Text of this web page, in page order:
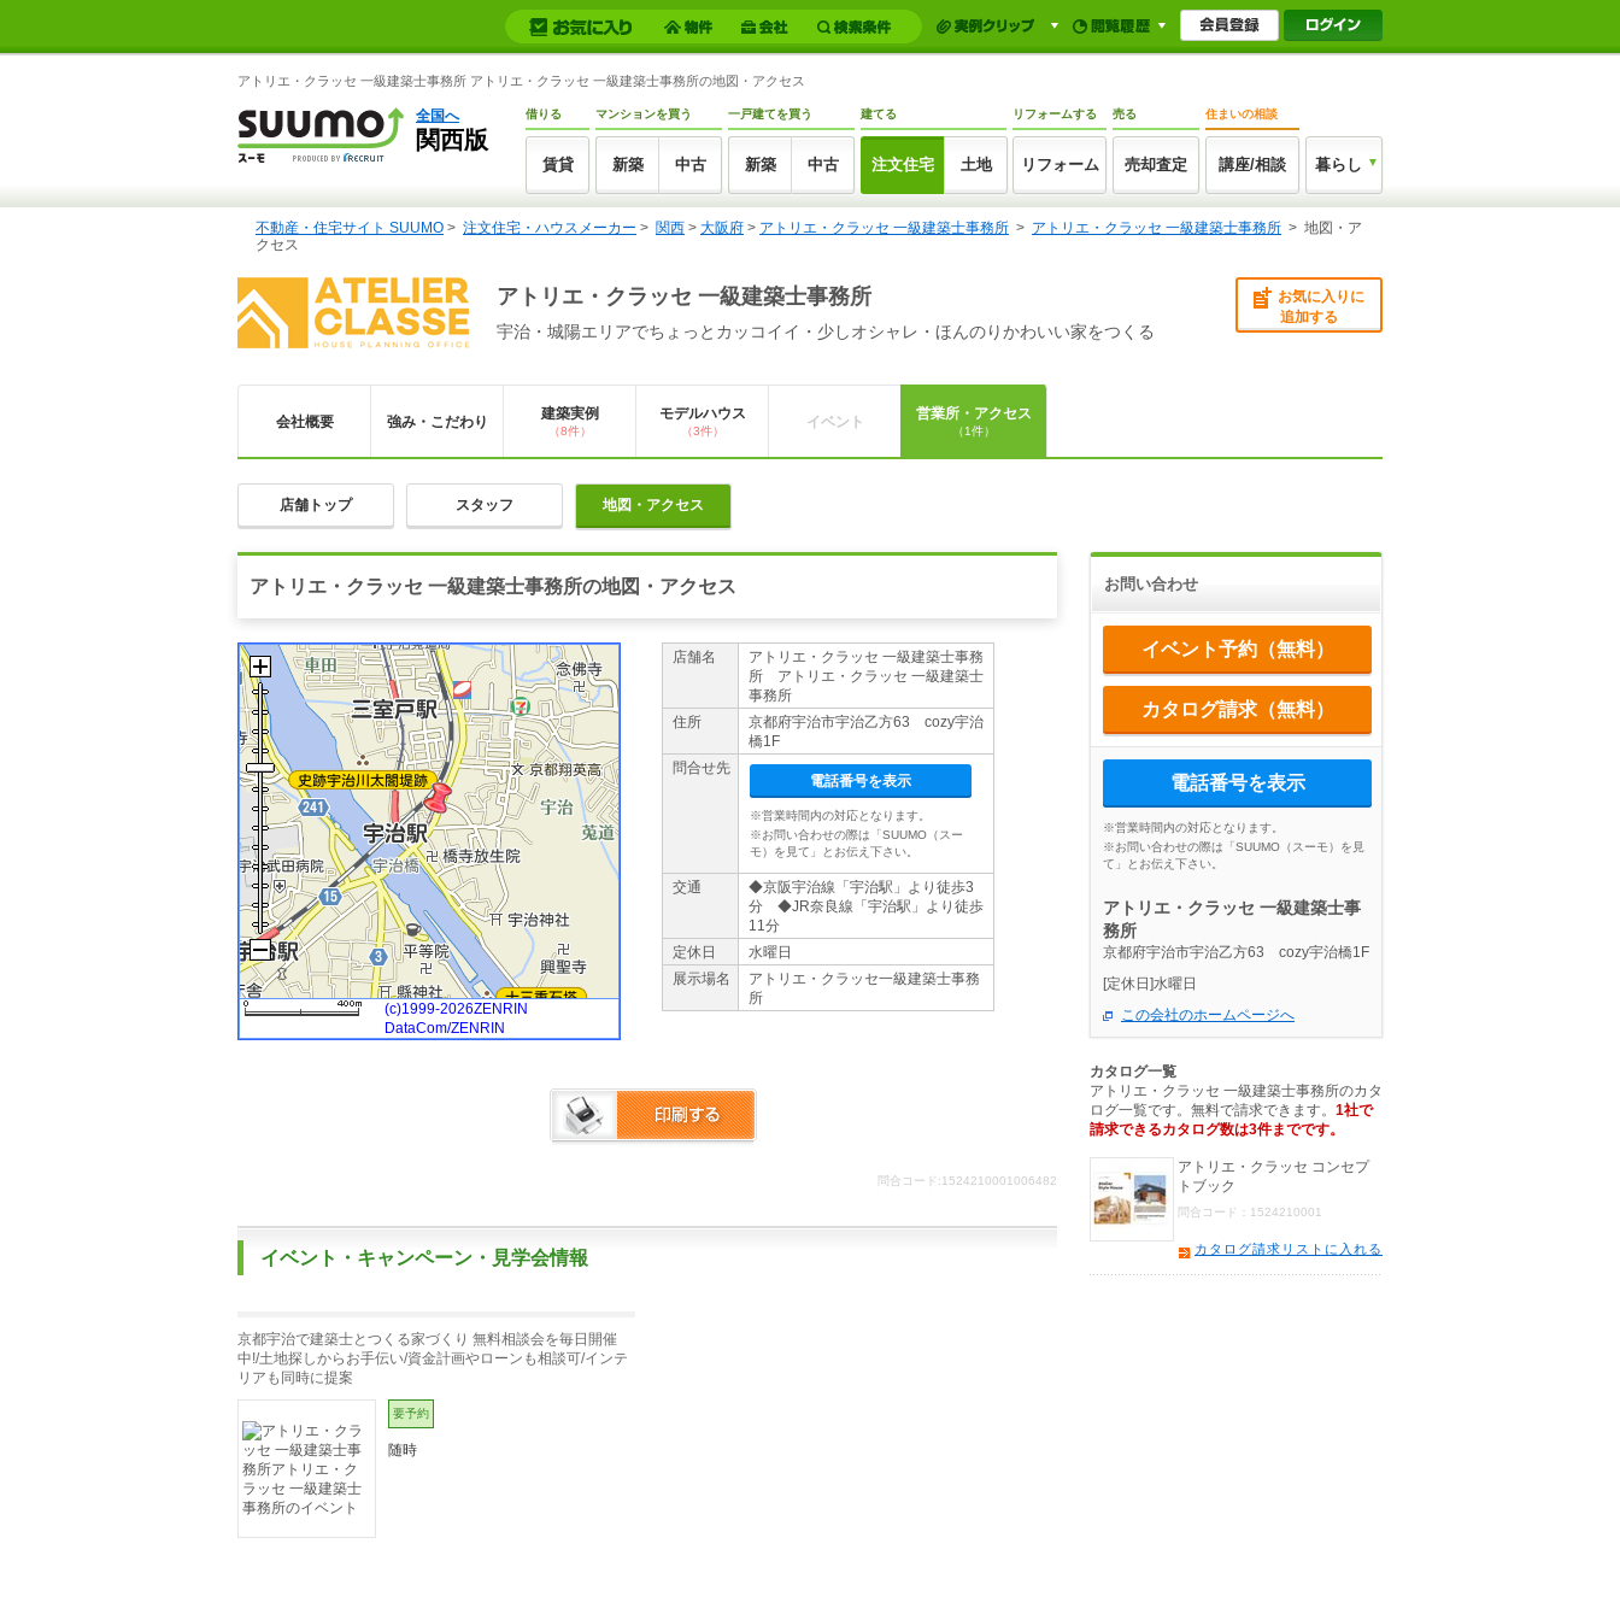
アトリエ・クラッセ 一級建築士事務所 アトリエ・クラッセ 一級建築士事務所の地図・アクセス
全国へ
関西版
借りる
賃貸
マンションを買う
新築 中古
一戸建てを買う
新築 中古
建てる
注文住宅 土地
リフォームする
リフォーム
売る
売却査定
住まいの相談
講座/相談 暮らし
不動産・住宅サイト SUUMO > 注文住宅・ハウスメーカー > 関西 > 大阪府 > アトリエ・クラッセ 一級建築士事務所 > アトリエ・クラッセ 一級建築士事務所 > 地図・ア
クセス
アトリエ・クラッセ 一級建築士事務所
宇治・城陽エリアでちょっとカッコイイ・少しオシャレ・ほんのりかわいい家をつくる
お気に入りに
追加する
会社概要 強み・こだわり 建築実例
（8件）
モデルハウス
（3件）
イベント 営業所・アクセス
（1件）
店舗トップ スタッフ 地図・アクセス
アトリエ・クラッセ 一級建築士事務所の地図・アクセス
(c)1999-2026ZENRIN
DataCom/ZENRIN
店舗名
アトリエ・クラッセ 一級建築士事務
所 アトリエ・クラッセ 一級建築士
事務所
住所
京都府宇治市宇治乙方63 cozy宇治
橋1F
問合せ先
電話番号を表示
※営業時間内の対応となります。
※お問い合わせの際は「SUUMO（スー
モ）を見て」とお伝え下さい。
交通
◆京阪宇治線「宇治駅」より徒歩3
分 ◆JR奈良線「宇治駅」より徒歩
11分
定休日
水曜日
展示場名
アトリエ・クラッセ一級建築士事務
所
問合コード:1524210001006482
イベント・キャンペーン・見学会情報
京都宇治で建築士とつくる家づくり 無料相談会を毎日開催
中!/土地探しからお手伝い/資金計画やローンも相談可/インテ
リアも同時に提案
要予約
随時
お問い合わせ
イベント予約（無料）
カタログ請求（無料）
電話番号を表示
※営業時間内の対応となります。
※お問い合わせの際は「SUUMO（スーモ）を見
て」とお伝え下さい。
アトリエ・クラッセ 一級建築士事
務所
京都府宇治市宇治乙方63 cozy宇治橋1F
[定休日]水曜日
この会社のホームページへ
カタログ一覧
アトリエ・クラッセ 一級建築士事務所のカタ
ログ一覧です。無料で請求できます。 1社で
請求できるカタログ数は3件までです。
アトリエ・クラッセ コンセプ
トブック
問合コード：1524210001
カタログ請求リストに入れる